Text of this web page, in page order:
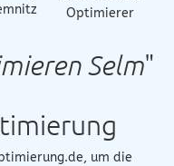
Optimierer
Selm"
, um die